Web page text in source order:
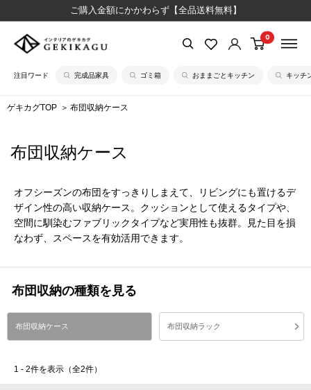
ご購入金額にかかわらず【全品送料無料】
【公
イ
テ
ア
キ
カ
グ
0
注目ワード 完成品家具 ゴミ箱 おままごとキッチン キッチ
ゲキカグTOP 布団収納ケース
布団収納ケース
オフシーズンの布団をすっきりしまえて、リビングにも置けるデ
ザイン性の高い収納ケース。クッションとして使えるタイプや、
空間に馴染むファブリックタイプなど実用性も抜群。見た目を損
なわず、スペースを有効活用できます。
布団収納の種類を見る
布団収納ケース 布団収納ラック
1 - 2件を表示（全2件）